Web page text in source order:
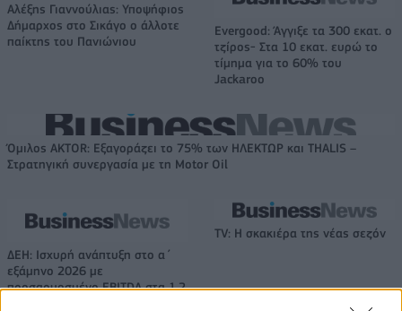
Αλέξης Γιαννούλιας: Υποψήφιος
Δήμαρχος στο Σικάγο ο άλλοτε
παίκτης του Πανιώνιου
Evergood: Άγγιξε τα 300 εκατ. ο
τζίρος- Στα 10 εκατ. ευρώ το
τίμημα για το 60% του
Jackaroo
Όμιλος AKTOR: Εξαγοράζει το 75% των ΗΛΕΚΤΩΡ και THALIS –
Στρατηγική συνεργασία με τη Motor Oil
ΔΕΗ: Ισχυρή ανάπτυξη στο α΄
εξάμηνο 2026 με
προσαρμοσμένο EBITDA στα 1,2
TV: Η σκακιέρα της νέας σεζόν